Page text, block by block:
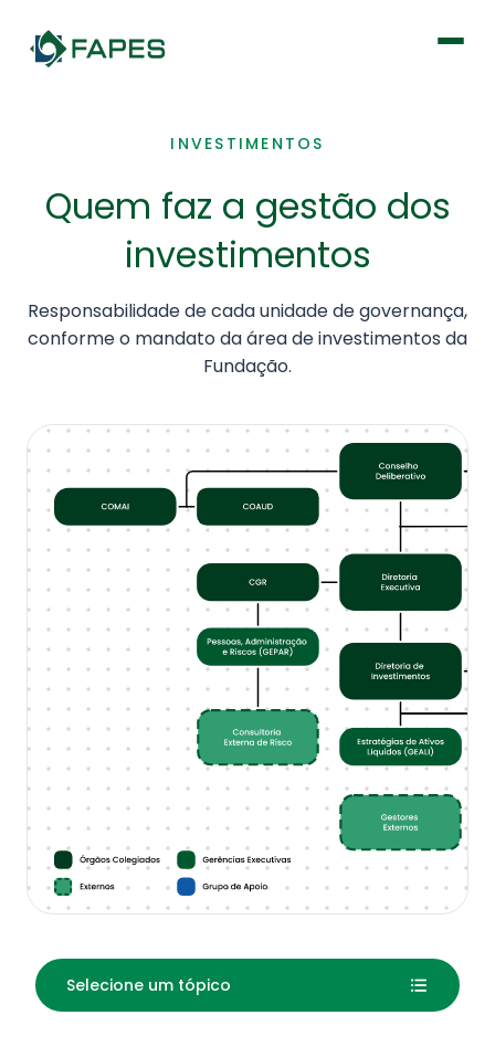
Fique por dentro
Previdência
Saúde
Portal de Serviços
Fale Conosco
INVESTIMENTOS
Quem faz a gestão dos
investimentos
Responsabilidade de cada unidade de governança,
conforme o mandato da área de investimentos da
Fundação.
Selecione um tópico